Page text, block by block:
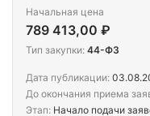
Начальная цена
789 413,00 ₽
Тип закупки: 44-ФЗ
Дата публикации:
До окончания приема
Этап: Начало подачи